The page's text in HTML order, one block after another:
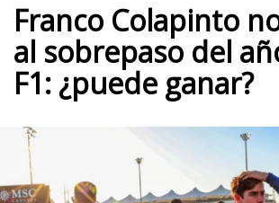
Franco Colapinto
al sobrepaso del
F1: ¿puede ganar?